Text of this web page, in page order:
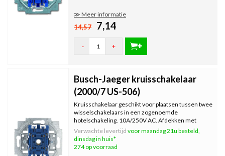
≫ Meer informatie
14,57 7,14
- +
Busch-Jaeger kruisschakelaar
(2000/7 US-506)
Kruisschakelaar geschikt voor plaatsen tussen twee
wisselschakelaars in een zogenoemde
hotelschakeling. 10A/250V AC. Afdekken met
schakelwip en afdekraam. Zonder spreidklemmen.
Verwachte levertijd voor maandag 21u besteld,
dinsdag in huis*
274 op voorraad